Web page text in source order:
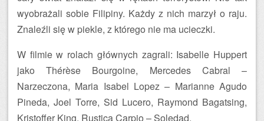
wyobrażali sobie Filipiny. Każdy z nich marzył o raju.
Znaleźli się w piekle, z którego nie ma ucieczki.
W filmie w rolach głównych zagrali: Isabelle Huppert
jako Thérèse Bourgoine, Mercedes Cabral –
Narzeczona, Maria Isabel Lopez – Marianne Agudo
Pineda, Joel Torre, Sid Lucero, Raymond Bagatsing,
Kristoffer King, Rustica Carpio – Soledad.